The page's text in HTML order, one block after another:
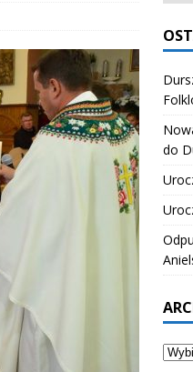
Bożą Anielską
na Festiwalu
do